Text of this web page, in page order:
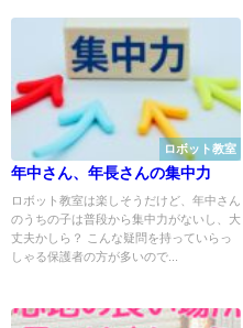
ロボット教室
年中さん、年長さんの集中力
ロボット教室は楽しそうだけど、年中さん
のうちの子は普段から集中力がないし、大
丈夫かしら？ こんな疑問を持っていらっ
しゃる保護者の方が多いので...